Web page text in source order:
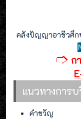
คลังปัญญาอาชีวศึก
🢣 ก
แนวทางการ
คำขวัญ